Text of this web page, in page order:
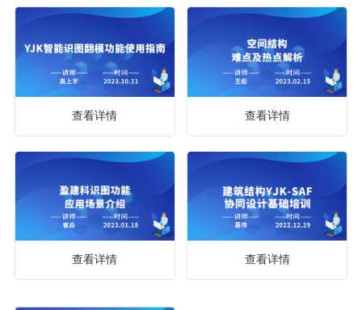
查看详情 查看详情
查看详情 查看详情